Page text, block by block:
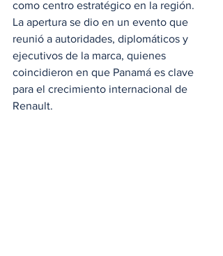
como centro estratégico en la región.
La apertura se dio en un evento que
reunió a autoridades, diplomáticos y
ejecutivos de la marca, quienes
coincidieron en que Panamá es clave
para el crecimiento internacional de
Renault.